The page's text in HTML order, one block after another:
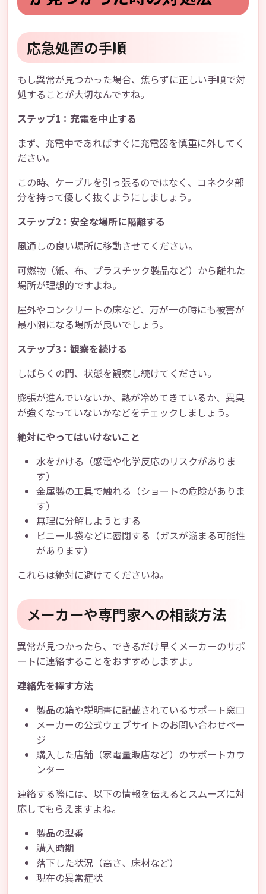
応急処置の手順
もし異常が見つかった場合、焦らずに正しい手順で対
処することが大切なんですね。
ステップ1：充電を中止する
まず、充電中であればすぐに充電器を慎重に外してく
ださい。
この時、ケーブルを引っ張るのではなく、コネクタ部
分を持って優しく抜くようにしましょう。
ステップ2：安全な場所に隔離する
風通しの良い場所に移動させてください。
可燃物（紙、布、プラスチック製品など）から離れた
場所が理想的ですよね。
屋外やコンクリートの床など、万が一の時にも被害が
最小限になる場所が良いでしょう。
ステップ3：観察を続ける
しばらくの間、状態を観察し続けてください。
膨張が進んでいないか、熱が冷めてきているか、異臭
が強くなっていないかなどをチェックしましょう。
絶対にやってはいけないこと
水をかける（感電や化学反応のリスクがありま
す）
金属製の工具で触れる（ショートの危険がありま
す）
無理に分解しようとする
ビニール袋などに密閉する（ガスが溜まる可能性
があります）
これらは絶対に避けてくださいね。
メーカーや専門家への相談方法
異常が見つかったら、できるだけ早くメーカーのサポ
ートに連絡することをおすすめしますよ。
連絡先を探す方法
製品の箱や説明書に記載されているサポート窓口
メーカーの公式ウェブサイトのお問い合わせペー
ジ
購入した店舗（家電量販店など）のサポートカウ
ンター
連絡する際には、以下の情報を伝えるとスムーズに対
応してもらえますよね。
製品の型番
購入時期
落下した状況（高さ、床材など）
現在の異常症状